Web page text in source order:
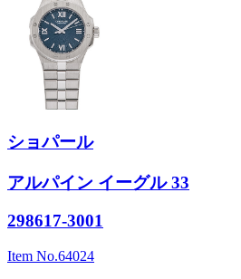
ショパール
アルパイン イーグル 33
298617-3001
Item No.64024